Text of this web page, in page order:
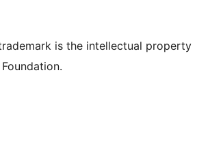
is the intellectual property